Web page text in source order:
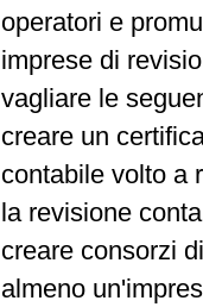
operatori e
imprese di
vagliare le
creare un
contabile volto a
la revisione
creare consorzi
almeno